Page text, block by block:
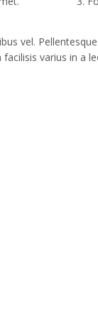
vel.
varius in a